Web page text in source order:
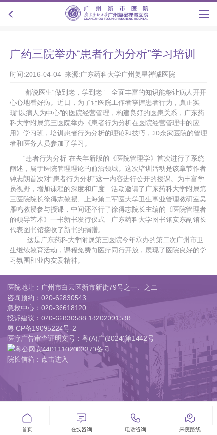
广药三院举办“患者行为分析”学习培训
时间:2016-04-04 来源:广东药科大学广州复星禅诚医院
都说医生“做到老，学到老”，全面丰富的知识能够让病人开开
心心地看好病。近日，为了让医院工作者掌握患者行为，真正实
现“以病人为中心”的医院经营管理，构建良好的医患关系，广东药
科大学附属第三医院举办《患者行为分析在医院经营管理中的应
用》学习班，培训患者行为分析的理论和技巧，30余家医院的管理
者和医务人员参加了学习。
“患者行为分析”在去年新版的《医院管理学》首次进行了系统
阐述，属于医院管理理论的前沿领域。这次培训活动是该章节作者
钟志朗首次对“患者行为分析”这一内容进行公开的授课。为丰富学
员视野，增加课程的深度和广度，活动邀请了广东药科大学附属第
三医院院长徐得志教授、上海第二军医大学卫生事业管理教研室吴
雁鸣教授参与授课，中间还举行了徐得志院长主编的《医院管理者
的领导艺术》一书新书发行仪式，广东药科大学图书馆安东副馆长
代表图书馆接收了新书的捐赠。
这是广东药科大学附属第三医院今年承办的第二次广州市卫
生继续教育活动，课程免费向医疗同行开放，展现了医院良好的学
习氛围和业内友爱精神。

首页

在线咨询

电话咨询

来院路线
医院地址：广州市白云区新市新街79号之一、之二
咨询预约： 020-62830543
急救中心： 020-36618120
投诉建议： 020-62830588 18202091538
粤ICP备19095224号-2
医疗广告审查证明文号：粤(A)广(2024)第1442号
粤公网安44011102003370备号
院长信箱：点击进入